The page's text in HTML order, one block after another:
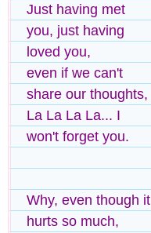
Just having met
you, just having
loved you,
even if we can't
share our thoughts,
La La La La... I
won't forget you.
Why, even though it
hurts so much,